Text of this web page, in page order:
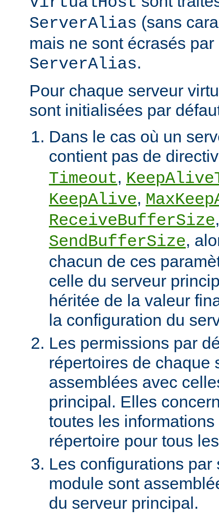
ServerAlias (sans
mais ne sont écrasés
ServerAlias.
Pour chaque serveur
sont initialisées par
Dans le cas où un
contient pas de
Timeout,
KeepAlive,
ReceiveBufferSize
SendBufferSize,
chacun de ces
celle du serveur
héritée de la valeur
la configuration du
Les permissions par
répertoires de chaque
assemblées avec
principal. Elles
toutes les
répertoire pour tous
Les configurations
module sont
du serveur principal.